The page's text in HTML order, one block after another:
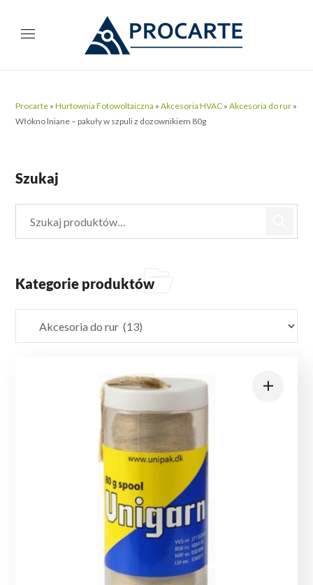
Procarte »Hurtownia Fotowoltaiczna »Akcesoria HVAC »Akcesoria do rur »
Włókno lniane – pakuły w szpuli z dozownikiem 80g
Szukaj
Kategorie produktów